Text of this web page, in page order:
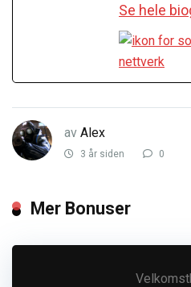
Se hele
av Alex
3 år siden 0
Mer Bonuser